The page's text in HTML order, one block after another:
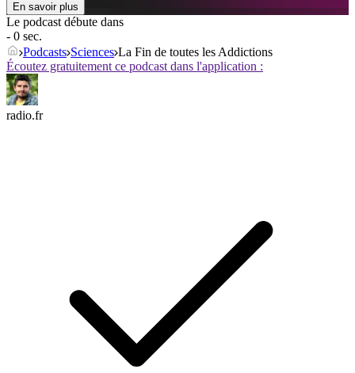
En savoir plus
Le podcast débute dans
- 0 sec.
Podcasts Sciences La Fin de toutes les Addictions
Écoutez gratuitement ce podcast dans l'application :
radio.fr